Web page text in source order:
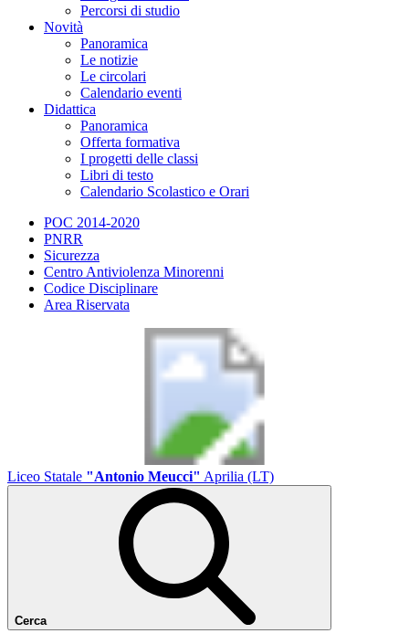
Percorsi di studio
Novità
Panoramica
Le notizie
Le circolari
Calendario eventi
Didattica
Panoramica
Offerta formativa
I progetti delle classi
Libri di testo
Calendario Scolastico e Orari
POC 2014-2020
PNRR
Sicurezza
Centro Antiviolenza Minorenni
Codice Disciplinare
Area Riservata
Liceo Statale "Antonio Meucci" Aprilia (LT)
Cerca